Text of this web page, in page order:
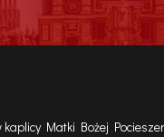
Matki Bożej